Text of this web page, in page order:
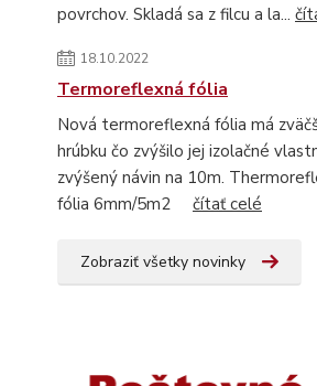
povrchov. Skladá sa z filcu a la...
18.10.2022
Termoreflexná fólia
Nová termoreflexná fólia má
hrúbku čo zvýšilo jej izolačné
zvýšený návin na 10m.
fólia 6mm/5m2 čítať celé
Zobraziť všetky novinky